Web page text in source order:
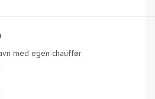
med egen chauffør